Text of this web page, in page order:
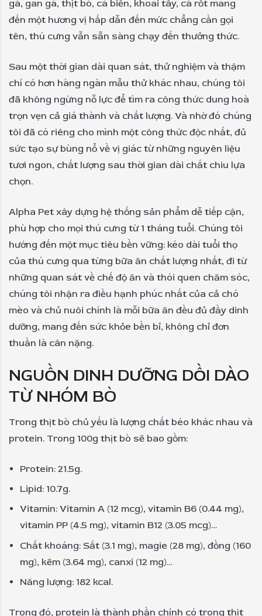
gà, gan gà, thịt bò, cá biển, khoai tây, cà rốt mang
đến một hương vị hấp dẫn đến mức chẳng cần gọi
tên, thú cưng vẫn sẵn sàng chạy đến thưởng thức.
Sau một thời gian dài quan sát, thử nghiệm và thậm
chí có hơn hàng ngàn mẫu thử khác nhau, chúng tôi
đã không ngừng nỗ lực để tìm ra công thức dung hoà
trọn vẹn cả giá thành và chất lượng. Và nhờ đó chúng
tôi đã có riêng cho mình một công thức độc nhất, đủ
sức tạo sự bùng nổ về vị giác từ những nguyên liệu
tươi ngon, chất lượng sau thời gian dài chắt chiu lựa
chọn.
Alpha Pet xây dựng hệ thống sản phẩm dễ tiếp cận,
phù hợp cho mọi thú cưng từ 1 tháng tuổi. Chúng tôi
hướng đến một mục tiêu bền vững: kéo dài tuổi thọ
của thú cưng qua từng bữa ăn chất lượng nhất, đi từ
những quan sát về chế độ ăn và thói quen chăm sóc,
chúng tôi nhận ra điều hạnh phúc nhất của cả chó
mèo và chủ nuôi chính là mỗi bữa ăn đều đủ đầy dinh
dưỡng, mang đến sức khỏe bền bỉ, không chỉ đơn
thuần là cân nặng.
NGUỒN DINH DƯỠNG DỒI DÀO
TỪ NHÓM BÒ
Trong thịt bò chủ yếu là lượng chất béo khác nhau và
protein. Trong 100g thịt bò sẽ bao gồm:
Protein: 21.5g.
Lipid: 10.7g.
Vitamin: Vitamin A (12 mcg), vitamin B6 (0.44 mg),
vitamin PP (4.5 mg), vitamin B12 (3.05 mcg)…
Chất khoáng: Sắt (3.1 mg), magie (28 mg), đồng (160
mg), kẽm (3.64 mg), canxi (12 mg)…
Năng lượng: 182 kcal.
Trong đó, protein là thành phần chính có trong thịt